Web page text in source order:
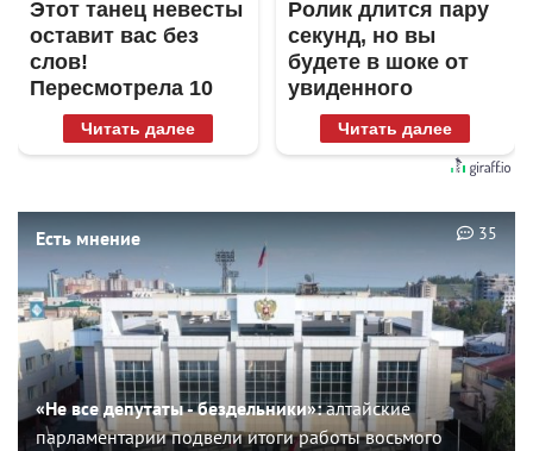
Этот танец невесты
оставит вас без
слов!
Пересмотрела 10
раз
Читать далее
Ролик длится пару
секунд, но вы
будете в шоке от
увиденного
Читать далее
Есть мнение
«Не все депутаты - бездельники»:алтайские
парламентарии подвели итоги работы восьмого
35